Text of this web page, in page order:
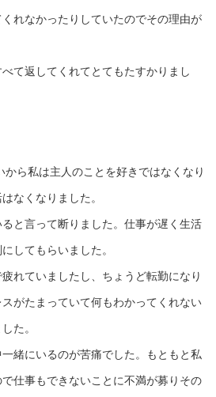
れなかったりしていたのでその理由が
て返してくれてとてもたすかりまし
ら私は主人のことを好きではなくなり
なくなりました。
と言って断りました。仕事が遅く生活
してもらいました。
れていましたし、ちょうど転勤になり
がたまっていて何もわかってくれない
た。
緒にいるのが苦痛でした。もともと私
仕事もできないことに不満が募りその